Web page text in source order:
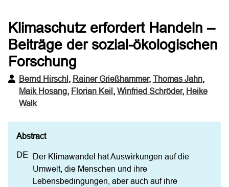
Klimaschutz erfordert Handeln –
Beiträge der sozial-ökologischen
Forschung
Bernd Hirschl, Rainer Grießhammer, Thomas Jahn,
Maik Hosang, Florian Keil, Winfried Schröder, Heike
Walk
Der Klimawandel hat Auswirkungen auf die
Umwelt, die Menschen und ihre
Lebensbedingungen, aber auch auf ihre